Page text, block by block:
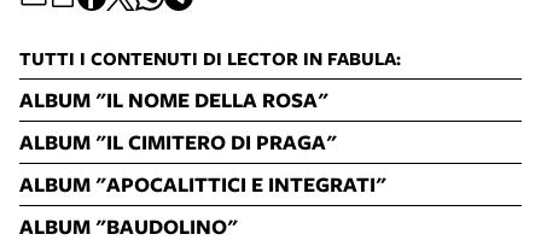
TUTTI I CONTENUTI DI LECTOR IN FABULA:
ALBUM "IL NOME DELLA ROSA"
ALBUM "IL CIMITERO DI PRAGA"
ALBUM "APOCALITTICI E INTEGRATI"
ALBUM "BAUDOLINO"